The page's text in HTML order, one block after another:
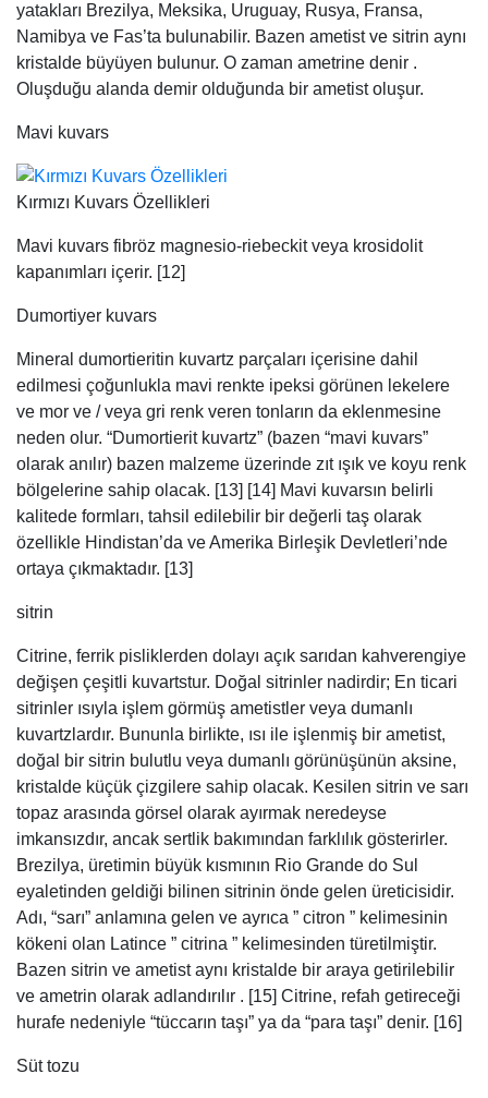
yatakları Brezilya, Meksika, Uruguay, Rusya, Fransa,
Namibya ve Fas’ta bulunabilir. Bazen ametist ve sitrin aynı
kristalde büyüyen bulunur. O zaman ametrine denir .
Oluşduğu alanda demir olduğunda bir ametist oluşur.
Mavi kuvars
Kırmızı Kuvars Özellikleri
Mavi kuvars fibröz magnesio-riebeckit veya krosidolit
kapanımları içerir. [12]
Dumortiyer kuvars
Mineral dumortieritin kuvartz parçaları içerisine dahil
edilmesi çoğunlukla mavi renkte ipeksi görünen lekelere
ve mor ve / veya gri renk veren tonların da eklenmesine
neden olur. “Dumortierit kuvartz” (bazen “mavi kuvars”
olarak anılır) bazen malzeme üzerinde zıt ışık ve koyu renk
bölgelerine sahip olacak. [13] [14] Mavi kuvarsın belirli
kalitede formları, tahsil edilebilir bir değerli taş olarak
özellikle Hindistan’da ve Amerika Birleşik Devletleri’nde
ortaya çıkmaktadır. [13]
sitrin
Citrine, ferrik pisliklerden dolayı açık sarıdan kahverengiye
değişen çeşitli kuvartstur. Doğal sitrinler nadirdir; En ticari
sitrinler ısıyla işlem görmüş ametistler veya dumanlı
kuvartzlardır. Bununla birlikte, ısı ile işlenmiş bir ametist,
doğal bir sitrin bulutlu veya dumanlı görünüşünün aksine,
kristalde küçük çizgilere sahip olacak. Kesilen sitrin ve sarı
topaz arasında görsel olarak ayırmak neredeyse
imkansızdır, ancak sertlik bakımından farklılık gösterirler.
Brezilya, üretimin büyük kısmının Rio Grande do Sul
eyaletinden geldiği bilinen sitrinin önde gelen üreticisidir.
Adı, “sarı” anlamına gelen ve ayrıca ” citron ” kelimesinin
kökeni olan Latince ” citrina ” kelimesinden türetilmiştir.
Bazen sitrin ve ametist aynı kristalde bir araya getirilebilir
ve ametrin olarak adlandırılır . [15] Citrine, refah getireceği
hurafe nedeniyle “tüccarın taşı” ya da “para taşı” denir. [16]
Süt tozu